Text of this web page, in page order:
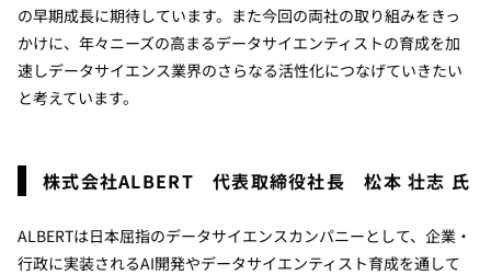
の早期成長に期待しています。また今回の両社の取り組みをきっ
かけに、年々ニーズの高まるデータサイエンティストの育成を加
速しデータサイエンス業界のさらなる活性化につなげていきたい
と考えています。
株式会社ALBERT 代表取締役社長 松本 壮志 氏
ALBERTは日本屈指のデータサイエンスカンパニーとして、企業・
行政に実装されるAI開発やデータサイエンティスト育成を通して